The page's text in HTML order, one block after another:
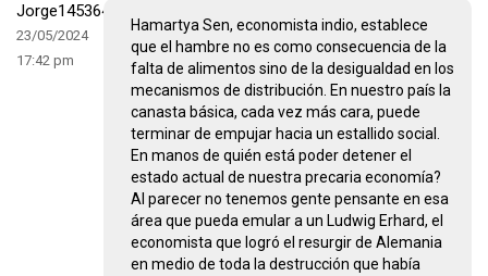
Jorge1453640244
23/05/2024
17:42 pm
Hamartya Sen, economista indio, establece
que el hambre no es como consecuencia de la
falta de alimentos sino de la desigualdad en los
mecanismos de distribución. En nuestro país la
canasta básica, cada vez más cara, puede
terminar de empujar hacia un estallido social.
En manos de quién está poder detener el
estado actual de nuestra precaria economía?
Al parecer no tenemos gente pensante en esa
área que pueda emular a un Ludwig Erhard, el
economista que logró el resurgir de Alemania
en medio de toda la destrucción que había